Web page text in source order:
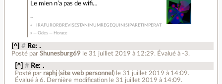
Le mien n’a pas de wifi…
« IRAFURORBREVISESTANIMUMREGEQUINISIPARETIMPERAT
» — Odes — Horace
[^] # Re: .
Posté parShunesburg69 le 31 juillet 2019 à 12:29. Évalué à -3.
[^] # Re: .
Posté par raphj(site web personnel ) le 31 juillet 2019 à 14:09.
Évalué à 6. Dernière modification le 31 juillet 2019 à 14:09.